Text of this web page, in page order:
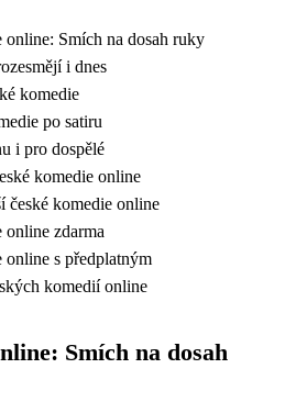
online: Smích na dosah ruky
i dnes
komedie
po satiru
i pro dospělé
komedie online
české komedie online
online zdarma
online s předplatným
komedií online
Smích na dosah